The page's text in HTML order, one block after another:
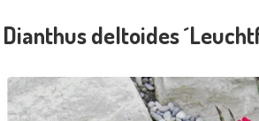
Dianthus deltoides